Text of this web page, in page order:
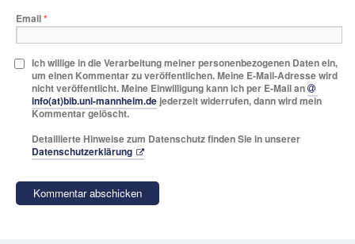
Email*
Ich willige in die Verarbeitung meiner personenbezogenen Daten ein,
um einen Kommentar zu veröffentlichen. Meine E-Mail-Adresse wird
nicht veröffentlicht. Meine Einwilligung kann ich per E-Mail an
info(at)bib.uni-mannheim.de jederzeit widerrufen, dann wird mein
Kommentar gelöscht.
Detaillierte Hinweise zum Datenschutz finden Sie in unserer
Datenschutzerklärung